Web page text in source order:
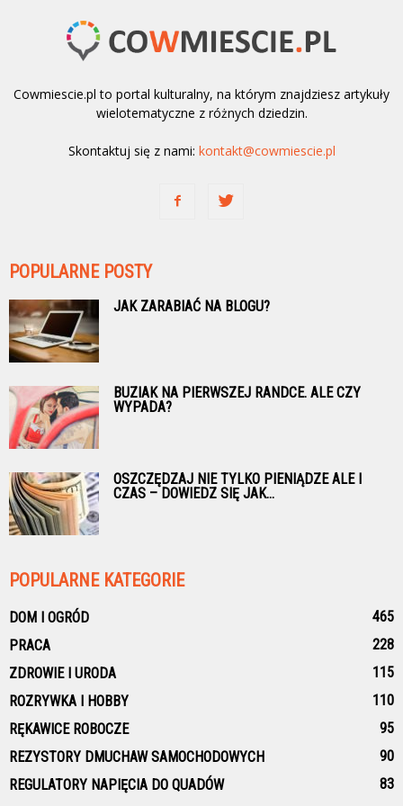
Cowmiescie.pl to portal kulturalny, na którym znajdziesz artykuły
wielotematyczne z różnych dziedzin.
Skontaktuj się z nami: kontakt@cowmiescie.pl
POPULARNE POSTY
JAK ZARABIAĆ NA BLOGU?
BUZIAK NA PIERWSZEJ RANDCE. ALE CZY
WYPADA?
OSZCZĘDZAJ NIE TYLKO PIENIĄDZE ALE I
CZAS – DOWIEDZ SIĘ JAK...
POPULARNE KATEGORIE
DOM I OGRÓD
465
PRACA
228
ZDROWIE I URODA
115
ROZRYWKA I HOBBY
110
RĘKAWICE ROBOCZE
95
REZYSTORY DMUCHAW SAMOCHODOWYCH
90
REGULATORY NAPIĘCIA DO QUADÓW
83